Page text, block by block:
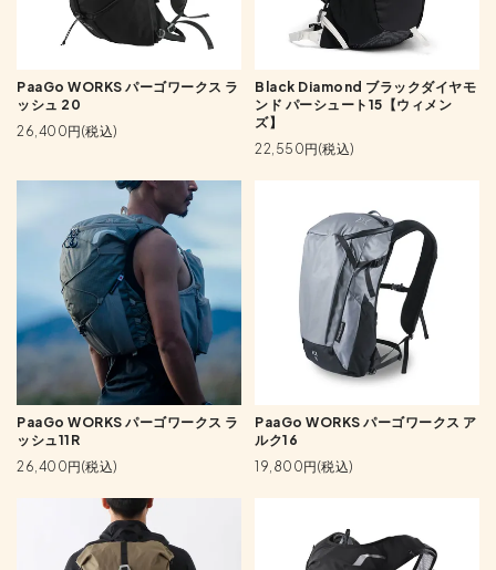
PaaGo WORKS パーゴワークス ラ
ッシュ 20
26,400円(税込)
Black Diamond ブラックダイヤモ
ンド パーシュート15【ウィメン
ズ】
22,550円(税込)
PaaGo WORKS パーゴワークス ラ
ッシュ11R
26,400円(税込)
PaaGo WORKS パーゴワークス ア
ルク16
19,800円(税込)